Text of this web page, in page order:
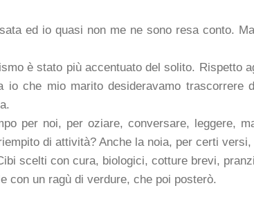
ed io quasi non me ne sono resa conto.
è stato più accentuato del solito. Rispetto
io che mio marito desideravamo trascorrere
per noi, per oziare, conversare, leggere,
di attività? Anche la noia, per certi
scelti con cura, biologici, cotture brevi,
con un ragù di verdure, che poi posterò.